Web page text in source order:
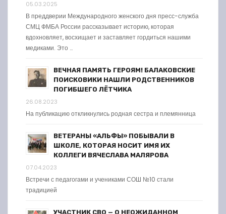
05.03.2025
В преддверии Международного женского дня пресс-служба
СМЦ ФМБА России рассказывает историю, которая
вдохновляет, восхищает и заставляет гордиться нашими
медиками. Это …
ВЕЧНАЯ ПАМЯТЬ ГЕРОЯМ! БАЛАКОВСКИЕ
ПОИСКОВИКИ НАШЛИ РОДСТВЕННИКОВ
ПОГИБШЕГО ЛЁТЧИКА
26.08.2023
На публикацию откликнулись родная сестра и племянница
ВЕТЕРАНЫ «АЛЬФЫ» ПОБЫВАЛИ В
ШКОЛЕ, КОТОРАЯ НОСИТ ИМЯ ИХ
КОЛЛЕГИ ВЯЧЕСЛАВА МАЛЯРОВА
07.04.2023
Встречи с педагогами и учениками СОШ №10 стали
традицией
УЧАСТНИК СВО — О НЕОЖИДАННОМ